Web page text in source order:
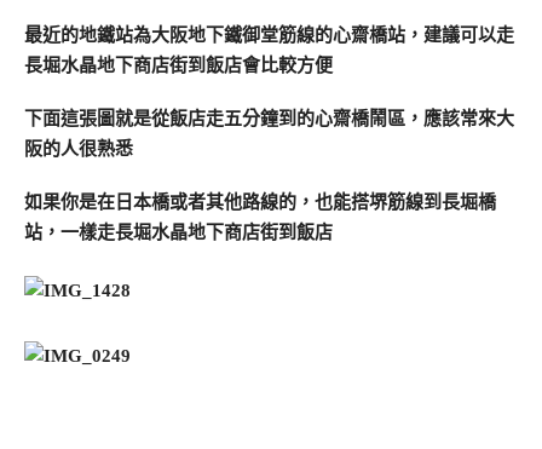
最近的地鐵站為大阪地下鐵御堂筋線的心齋橋站，建議可以走
長堀水晶地下商店街到飯店會比較方便
下面這張圖就是從飯店走五分鐘到的心齋橋鬧區，應該常來大
阪的人很熟悉
如果你是在日本橋或者其他路線的，也能搭堺筋線到長堀橋
站，一樣走長堀水晶地下商店街到飯店